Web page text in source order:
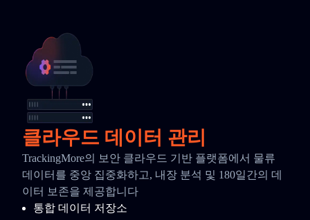
클라우드 데이터 관리
TrackingMore의 보안 클라우드 기반 플랫폼에서 물류
데이터를 중앙 집중화하고, 내장 분석 및 180일간의 데
이터 보존을 제공합니다
통합 데이터 저장소